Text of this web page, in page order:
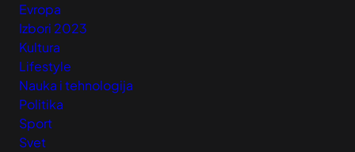
Evropa
Izbori 2023
Kultura
Lifestyle
Nauka i tehnologija
Politika
Sport
Svet